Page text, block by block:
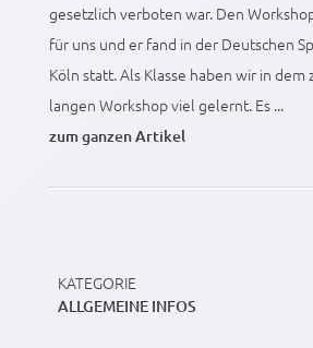
gesetzlich verboten war. Den
für uns und er fand in der Deutschen
Köln statt. Als Klasse haben wir in dem
langen Workshop viel gelernt. Es ...
zum ganzen Artikel
KATEGORIE
ALLGEMEINE INFOS